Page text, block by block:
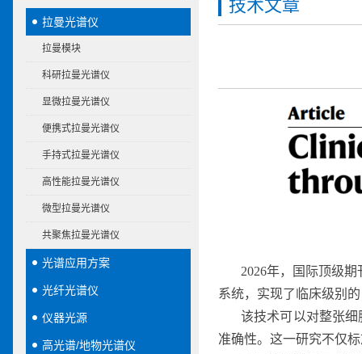
拉曼光谱仪
拉曼模块
科研拉曼光谱仪
显微拉曼光谱仪
便携式拉曼光谱仪
手持式拉曼光谱仪
高性能拉曼光谱仪
微型拉曼光谱仪
共聚焦拉曼光谱仪
光谱应用方案
光纤光谱仪
仪器光源
高光谱/地物光谱仪
技术文章
2026年，国际顶级
系统，实现了临床级别
该技术可以对整张
准确性。这一研究不仅